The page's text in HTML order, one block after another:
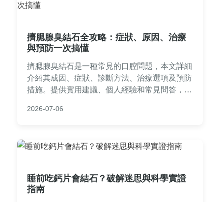
擠腮腺臭結石全攻略：症狀、原因、治療
與預防一次搞懂
擠腮腺臭結石是一種常見的口腔問題，本文詳細
介紹其成因、症狀、診斷方法、治療選項及預防
措施。提供實用建議、個人經驗和常見問答，幫
結石的困擾。無論您是初次聽聞或已有症狀，都
2026-07-06
睡前吃鈣片會結石？破解迷思與科學實證
指南